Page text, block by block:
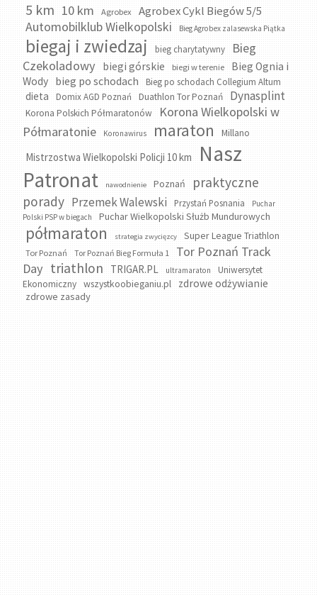
5 km 10 km Agrobex Agrobex Cykl Biegów 5/5
Automobilklub Wielkopolski Bieg Agrobex zalasewska Piątka
biegaj i zwiedzaj bieg charytatywny
Bieg
Czekoladowy
biegi górskie biegi w terenie
Bieg Ognia i
Wody bieg po schodach Bieg po schodach Collegium Altum
dieta Domix AGD Poznań Duathlon Tor Poznań Dynasplint
Korona Polskich Półmaratonów
Korona Wielkopolski w
Półmaratonie
Koronawirus maraton Millano
Mistrzostwa Wielkopolski Policji 10 km
Nasz
Patronat
nawodnienie Poznań
praktyczne
porady Przemek Walewski Przystań Posnania
Puchar
Polski PSP w biegach
Puchar Wielkopolski Służb Mundurowych
półmaraton strategia zwycięzcy Super League Triathlon
Tor Poznań Tor Poznań Bieg Formuła 1
Tor Poznań Track
Day triathlon TRIGAR.PL ultramaraton
Uniwersytet
Ekonomiczny
wszystkoobieganiu.pl zdrowe odżywianie
zdrowe zasady